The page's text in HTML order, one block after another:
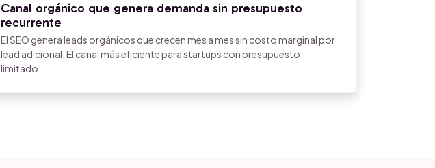
Canal orgánico que genera demanda sin presupuesto
recurrente
El SEO genera leads orgánicos que crecen mes a mes sin costo marginal por
lead adicional. El canal más eficiente para startups con presupuesto
limitado.